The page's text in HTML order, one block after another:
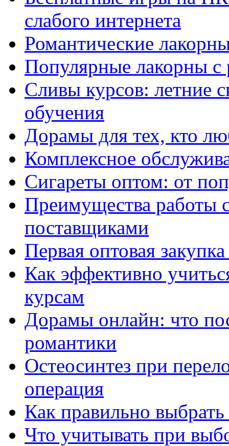
слабого интернета
Романтические
Популярные лакорны с
Сливы курсов: летние
обучения
Дорамы для тех, кто
Комплексное
Сигареты оптом: от
Преимущества работы
поставщиками
Первая оптовая
Как эффективно
курсам
Дорамы онлайн: что
романтики
Остеосинтез при
операция
Как правильно
Что учитывать при